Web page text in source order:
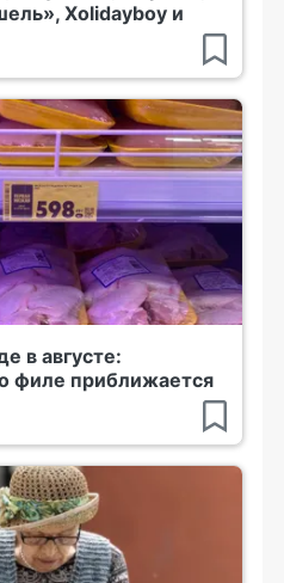
Xolidayboy и
в августе:
филе приближается